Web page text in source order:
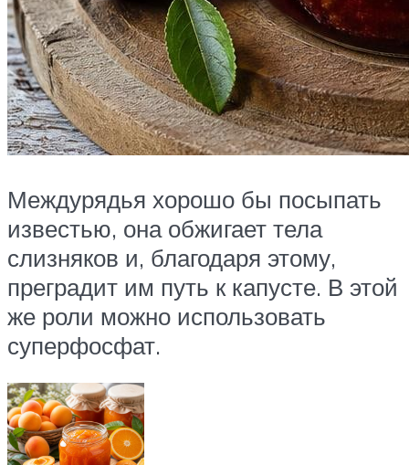
Междурядья хорошо бы посыпать
известью, она обжигает тела
слизняков и, благодаря этому,
преградит им путь к капусте. В этой
же роли можно использовать
суперфосфат.